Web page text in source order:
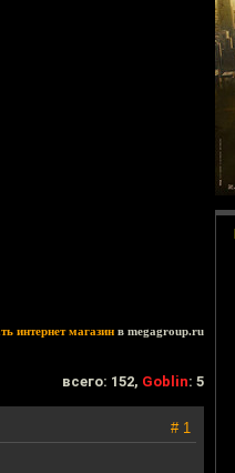
интернет магазин в megagroup.ru
всего: 152, Goblin: 5
# 1